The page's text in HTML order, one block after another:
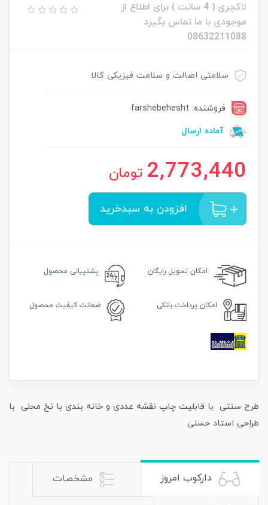
لاکچری ( 4 سانت ) برای اطلاع از
موجودی با ما تماس بگیرد
08632211088
سلامتی اصالت و سلامت فیزیکی کالا
فروشنده: farshebehesht
آماده ارسال
2,773,440 تومان
افزودن به سبدخرید
امکان تحویل رایگان پشتیبانی محصول
امکان پرداخت بانکی ضمانت کیفیت محصول
طرح سنتی با قابلیت چاپ نقشه عددی و خانه بندی با نخ محلی با
طراحی استاد حسنی
دارکوب امروز مشخصات